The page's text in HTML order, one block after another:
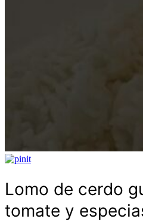
Lomo de cerdo
tomate y